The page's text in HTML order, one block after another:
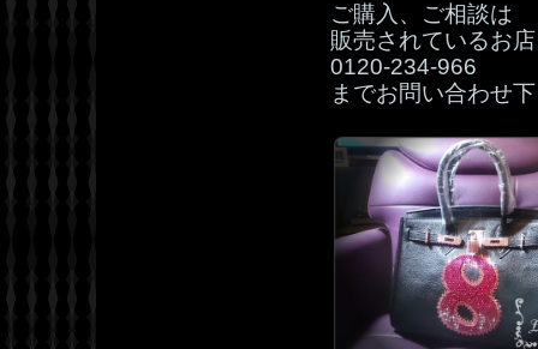
ご購入、ご相談は
販売されているお店
0120‐234‐966
までお問い合わせ